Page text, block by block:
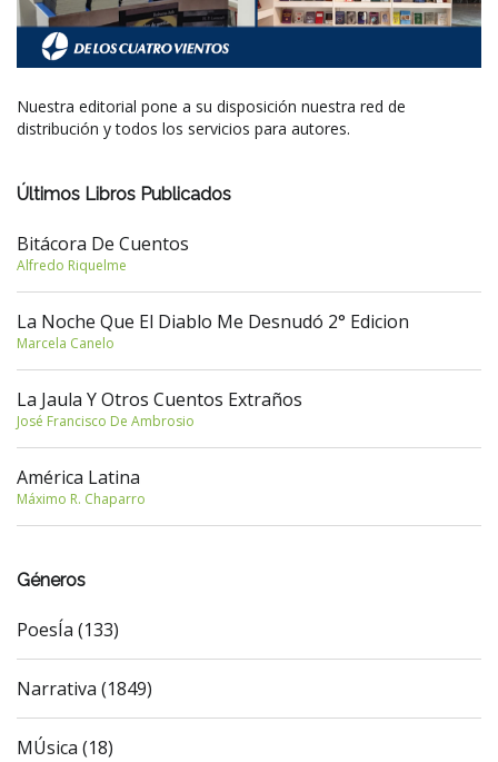
Nuestra editorial pone a su disposición nuestra red de
distribución y todos los servicios para autores.
Últimos Libros Publicados
Bitácora De Cuentos
Alfredo Riquelme
La Noche Que El Diablo Me Desnudó 2° Edicion
Marcela Canelo
La Jaula Y Otros Cuentos Extraños
José Francisco De Ambrosio
América Latina
Máximo R. Chaparro
Géneros
PoesÍa (133)
Narrativa (1849)
MÚsica (18)